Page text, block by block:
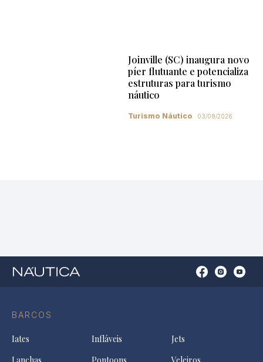
Joinville (SC) inaugura novo
píer flutuante e potencializa
estruturas para turismo
náutico
Turismo Náutico 03/08/2026
BARCOS
Iates Infláveis
Jets
OpenOpenOpen